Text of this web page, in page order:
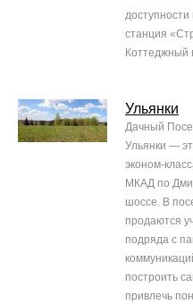
станция
Коттеджный
Ульянки
Дачный
Ульянки —
эконом-
МКАД по
шоссе. В
продаются
подряда с
построить
привлечь